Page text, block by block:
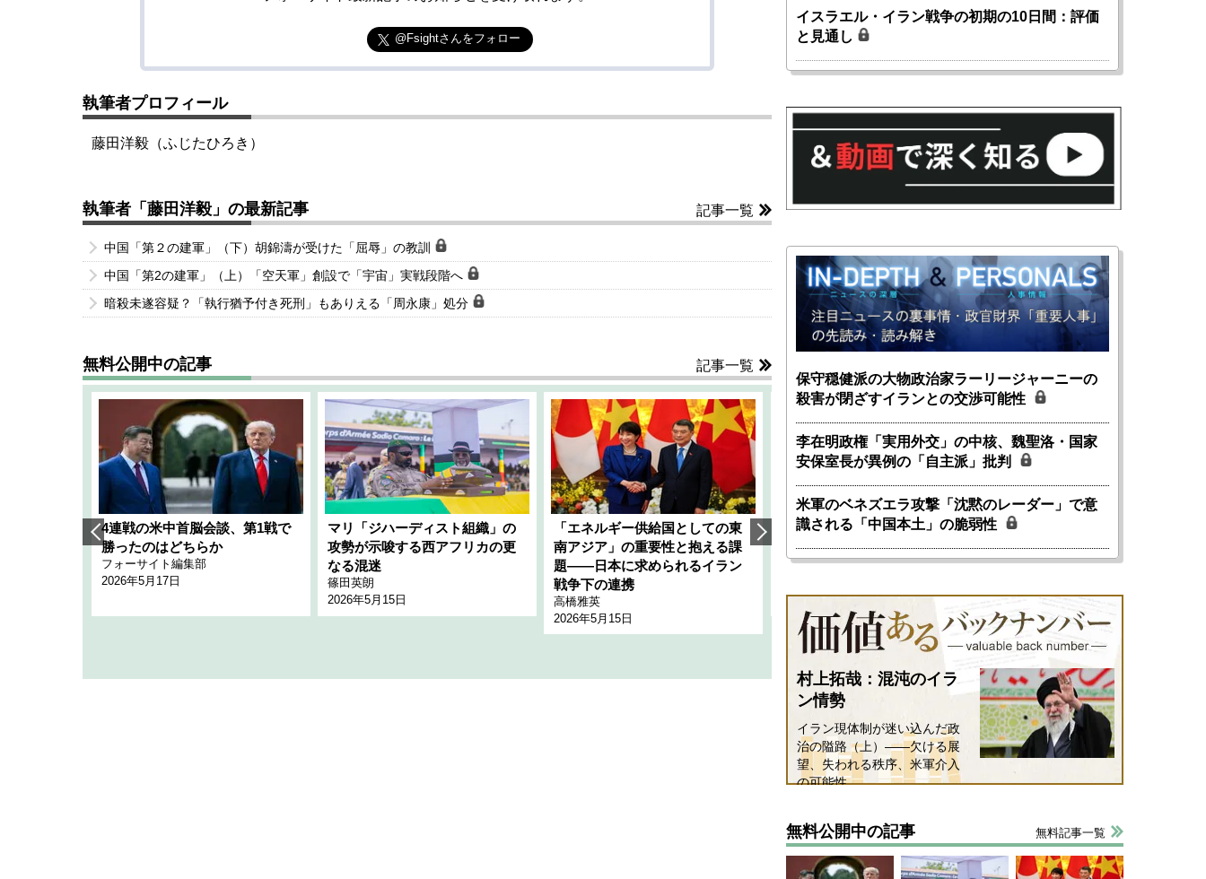
@Fsightさんをフォロー
執筆者プロフィール
藤田洋毅（ふじたひろき）
執筆者「藤田洋毅」の最新記事 記事一覧
中国「第２の建軍」（下）胡錦濤が受けた「屈辱」の教訓
中国「第2の建軍」（上）「空天軍」創設で「宇宙」実戦段階へ
暗殺未遂容疑？「執行猶予付き死刑」もありえる「周永康」処分
無料公開中の記事 記事一覧
4連戦の米中首脳会談、第1戦で
勝ったのはどちらか
フォーサイト編集部
2026年5月17日
マリ「ジハーディスト組織」の
攻勢が示唆する西アフリカの更
なる混迷
篠田英朗
2026年5月15日
「エネルギー供給国としての東
南アジア」の重要性と抱える課
題――日本に求められるイラン
戦争下の連携
高橋雅英
2026年5月15日
韓国にも理解してほしい「極東
1905年体制」における日米韓安
全保障協力の意味
2026年5月15日
ホルムズ海峡危機で加速したエ
ネルギー転換が「中国依存」に
行き着くリスク
2026年5月14日
イスラエル・イラン戦争の初期の10日間：評価
と見通し
保守穏健派の大物政治家ラーリージャーニーの
殺害が閉ざすイランとの交渉可能性
李在明政権「実用外交」の中核、魏聖洛・国家
安保室長が異例の「自主派」批判
米軍のベネズエラ攻撃「沈黙のレーダー」で意
識される「中国本土」の脆弱性
村上拓哉：混沌のイラ
ン情勢
イラン現体制が迷い込んだ政
治の隘路（上）――欠ける展
望、失われる秩序、米軍介入
の可能性
無料公開中の記事 無料記事一覧